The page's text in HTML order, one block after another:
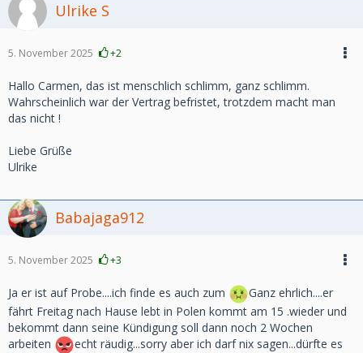
Ulrike S
5. November 2025 +2
Hallo Carmen, das ist menschlich schlimm, ganz schlimm.
Wahrscheinlich war der Vertrag befristet, trotzdem macht man
das nicht !
Liebe Grüße
Ulrike
Babajaga912
5. November 2025 +3
Ja er ist auf Probe....ich finde es auch zum
Ganz ehrlich....er
fährt Freitag nach Hause lebt in Polen kommt am 15 .wieder und
bekommt dann seine Kündigung soll dann noch 2 Wochen
arbeiten
echt räudig...sorry aber ich darf nix sagen...dürfte es